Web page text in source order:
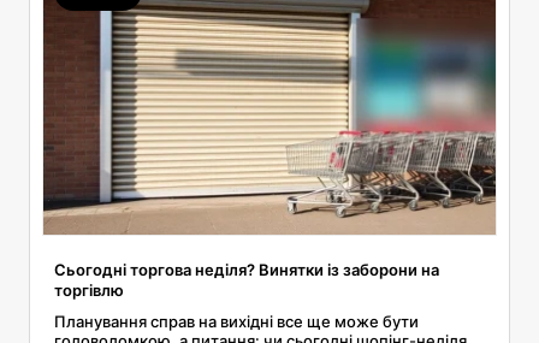
Сьогодні торгова неділя? Винятки із заборони на
торгівлю
Планування справ на вихідні все ще може бути